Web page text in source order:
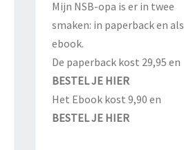
Mijn NSB-opa is er in twee
smaken: in paperback en als
ebook.
De paperback kost 29,95 en
BESTEL JE HIER
Het Ebook kost 9,90 en
BESTEL JE HIER